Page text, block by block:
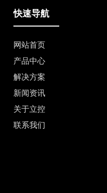
快速导航
网站首页
产品中心
解决方案
新闻资讯
关于立控
联系我们